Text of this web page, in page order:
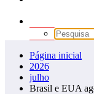
Página inicial
2026
julho
Brasil e EUA